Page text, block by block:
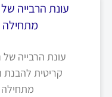
עונת הרבייה
עונת הרבייה
קריטית להבנת
מתחילה